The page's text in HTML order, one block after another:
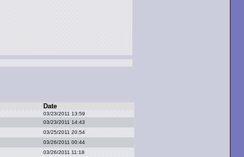
Date
03/23/2011 13:59
03/23/2011 14:43
03/25/2011 20:54
03/26/2011 00:44
03/26/2011 11:18